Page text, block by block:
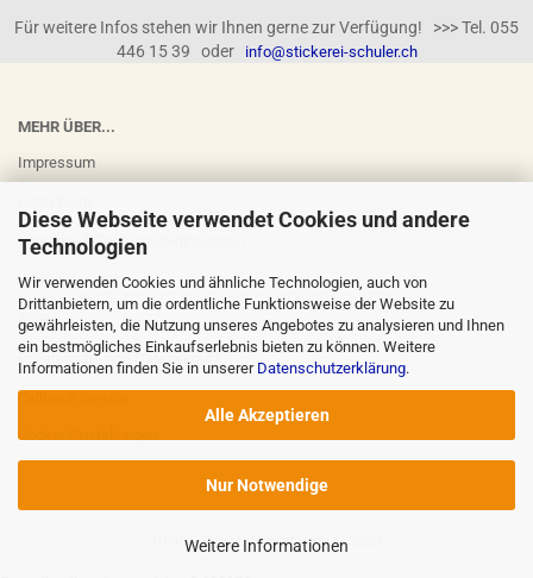
Diese Webseite verwendet Cookies und andere
Technologien
Wir verwenden Cookies und ähnliche Technologien, auch von
Drittanbietern, um die ordentliche Funktionsweise der Website zu
gewährleisten, die Nutzung unseres Angebotes zu analysieren und Ihnen
ein bestmögliches Einkaufserlebnis bieten zu können. Weitere
Informationen finden Sie in unserer Datenschutzerklärung.
Alle Akzeptieren
Nur Notwendige
Weitere Informationen
Für weitere Infos stehen wir Ihnen gerne zur Verfügung! >>> Tel. 055
446 15 39 oder
info@stickerei-schuler.ch
MEHR ÜBER...
Impressum
Versand- & Zahlungsbedingungen
Widerrufsrecht
AGB
Privatsphäre und Datenschutz
Callback Service
Cookie Einstellungen
Online-Shopby Gambio.de © 2023